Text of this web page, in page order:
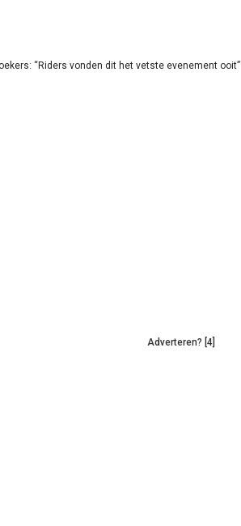
“Riders vonden dit het vetste evenement ooit”
Adverteren? [4]